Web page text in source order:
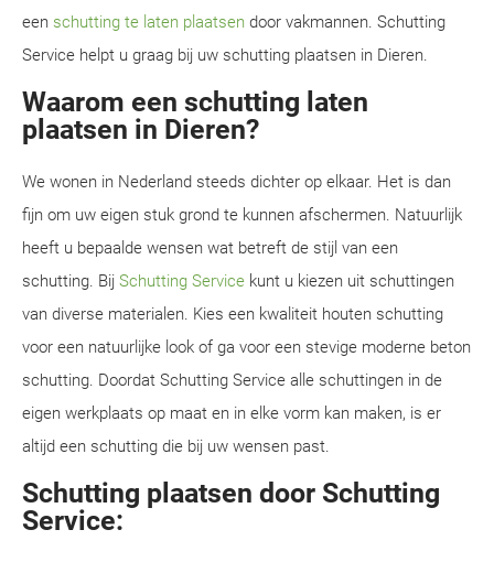
een schutting te laten plaatsen door vakmannen. Schutting
Service helpt u graag bij uw schutting plaatsen in Dieren.
Waarom een schutting laten
plaatsen in Dieren?
We wonen in Nederland steeds dichter op elkaar. Het is dan
fijn om uw eigen stuk grond te kunnen afschermen. Natuurlijk
heeft u bepaalde wensen wat betreft de stijl van een
schutting. Bij Schutting Service kunt u kiezen uit schuttingen
van diverse materialen. Kies een kwaliteit houten schutting
voor een natuurlijke look of ga voor een stevige moderne beton
schutting. Doordat Schutting Service alle schuttingen in de
eigen werkplaats op maat en in elke vorm kan maken, is er
altijd een schutting die bij uw wensen past.
Schutting plaatsen door Schutting
Service: